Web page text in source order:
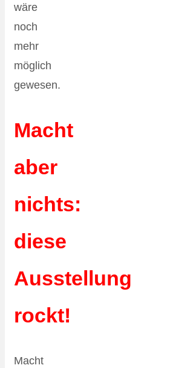
wäre
noch
mehr
möglich
gewesen.
Macht
aber
nichts:
diese
Ausstellung
rockt!
Macht